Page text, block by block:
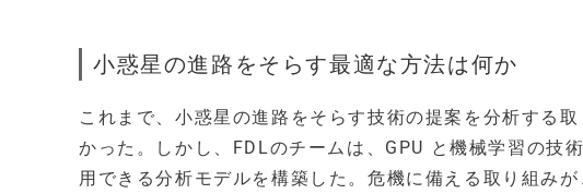
小惑星の進路をそらす最適な方法は何か
これまで、小惑星の進路をそらす技術の提案を分析する
かった。しかし、FDLのチームは、GPU と機械学習の技
用できる分析モデルを構築した。危機に備える取り組みが